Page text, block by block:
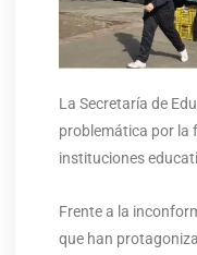
La Secretaría de
problemática por la
instituciones
Frente a la
que han